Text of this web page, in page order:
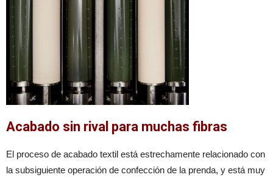
Acabado sin rival para muchas fibras
El proceso de acabado textil está estrechamente relacionado con
la subsiguiente operación de confección de la prenda, y está muy